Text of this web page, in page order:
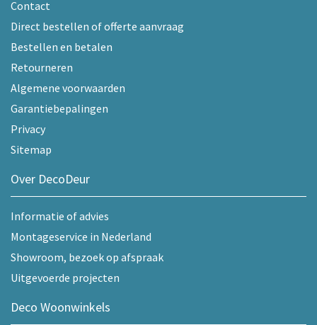
Contact
Direct bestellen of offerte aanvraag
Bestellen en betalen
Retourneren
Algemene voorwaarden
Garantiebepalingen
Privacy
Sitemap
Over DecoDeur
Informatie of advies
Montageservice in Nederland
Showroom, bezoek op afspraak
Uitgevoerde projecten
Deco Woonwinkels